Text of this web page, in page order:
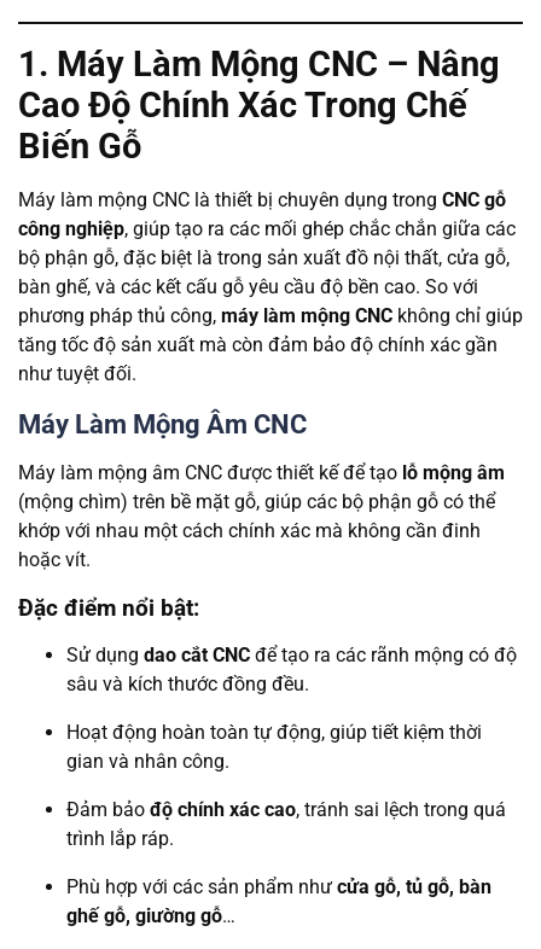
1. Máy Làm Mộng CNC – Nâng
Cao Độ Chính Xác Trong Chế
Biến Gỗ
Máy làm mộng CNC là thiết bị chuyên dụng trong CNC gỗ
công nghiệp, giúp tạo ra các mối ghép chắc chắn giữa các
bộ phận gỗ, đặc biệt là trong sản xuất đồ nội thất, cửa gỗ,
bàn ghế, và các kết cấu gỗ yêu cầu độ bền cao. So với
phương pháp thủ công, máy làm mộng CNC không chỉ giúp
tăng tốc độ sản xuất mà còn đảm bảo độ chính xác gần
như tuyệt đối.
Máy Làm Mộng Âm CNC
Máy làm mộng âm CNC được thiết kế để tạo lỗ mộng âm
(mộng chìm) trên bề mặt gỗ, giúp các bộ phận gỗ có thể
khớp với nhau một cách chính xác mà không cần đinh
hoặc vít.
Đặc điểm nổi bật:
Sử dụng dao cắt CNC để tạo ra các rãnh mộng có độ
sâu và kích thước đồng đều.
Hoạt động hoàn toàn tự động, giúp tiết kiệm thời
gian và nhân công.
Đảm bảo độ chính xác cao, tránh sai lệch trong quá
trình lắp ráp.
Phù hợp với các sản phẩm như cửa gỗ, tủ gỗ, bàn
ghế gỗ, giường gỗ…